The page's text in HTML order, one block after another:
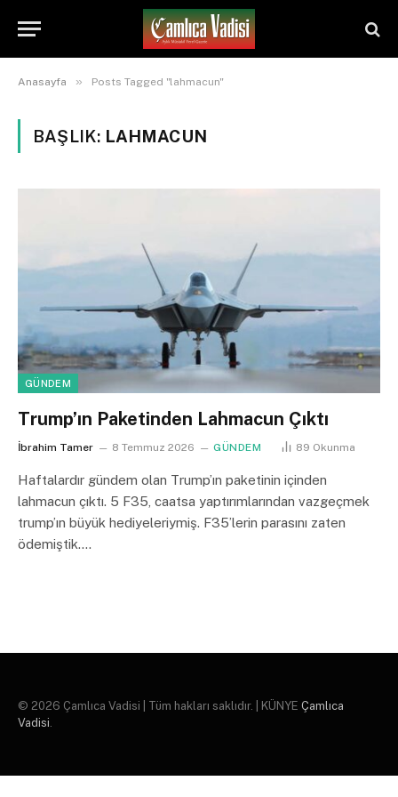
Anasayfa » Posts Tagged "lahmacun"
BAŞLIK: LAHMACUN
GÜNDEM
Trump’ın Paketinden Lahmacun Çıktı
İbrahim Tamer 8 Temmuz 2026 GÜNDEM 89 Okunma
Haftalardır gündem olan Trump’ın paketinin içinden
lahmacun çıktı. 5 F35, caatsa yaptırımlarından vazgeçmek
trump’ın büyük hediyeleriymiş. F35’lerin parasını zaten
ödemiştik.…
© 2026 Çamlıca Vadisi | Tüm hakları saklıdır. | KÜNYE Çamlıca
Vadisi